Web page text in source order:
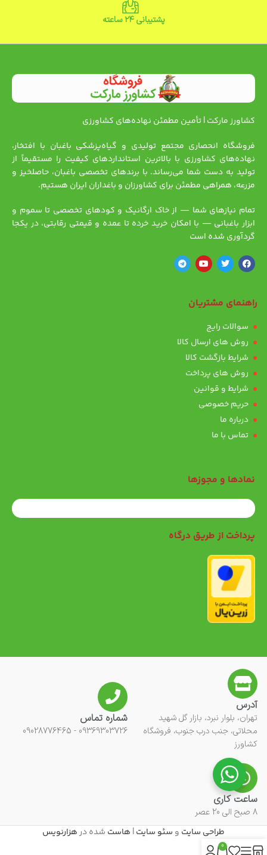
پشتیبانی ۲۴ ساعته
کشاورز مارکت | تأمین مطمئن نهاده‌های کشاورزی
فروشگاه انحصاری مجتمع تولیدی و گیاه‌پزشکی باغبان با افتخار،
نهاده‌های کشاورزی با بالاترین استانداردهای کیفیت را مستقیماً از
تولید به دست شما می‌رساند. با برندهای تخصصی باغبان، حاصلخیز و
مزرعه، همراهی مطمئن برای کشاورزان و باغداران ایران هستیم.
تمام نیازهای شما — از خاک ارگانیک و کودهای تخصصی تا سموم و
ابزار باغبانی — با امکان خرید خرده تا عمده و قیمتی رقابتی، در یکجا
گردآوری شده است
راهنمای مشتریان
سوالات رایج
روش های ارسال کالا
شرایط بازگشت کالا
روش های پرداخت
شرایط و قوانین
حریم خصوصی
درباره ما
تماس با ما
نمادها و مجوزها
پرداخت از طریق درگاه
آدرس
تهران، بلوار نبرد، بازار گل شهید
محلاتی، جنب درب جنوب، فروشگاه
کشاورز
شماره تماس
09369303726 - 09028776465
ساعت کاری
8 صبح الی 20 عصر
طراحی سایت و سئو سایت| هاست شده درهزارنویس
0